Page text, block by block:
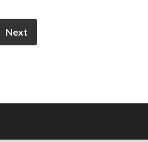
Next